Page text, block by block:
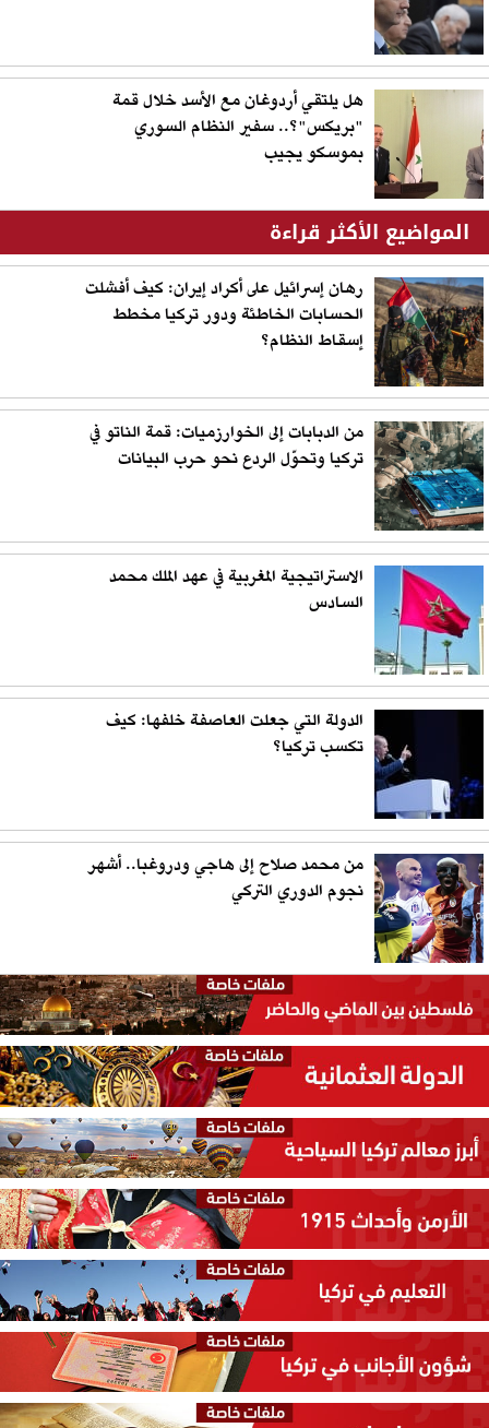
هل يلتقي أردوغان مع الأسد خلال قمة
"بريكس"؟.. سفير النظام السوري
بموسكو يجيب
المواضيع الأكثر قراءة
رهان إسرائيل على أكراد إيران: كيف أفشلت
الحسابات الخاطئة ودور تركيا مخطط
إسقاط النظام؟
من الدبابات إلى الخوارزميات: قمة الناتو في
تركيا وتحوّل الردع نحو حرب البيانات
الاستراتيجية المغربية في عهد الملك محمد
السادس
الدولة التي جعلت العاصفة خلفها: كيف
تكسب تركيا؟
من محمد صلاح إلى هاجي ودروغبا.. أشهر
نجوم الدوري التركي